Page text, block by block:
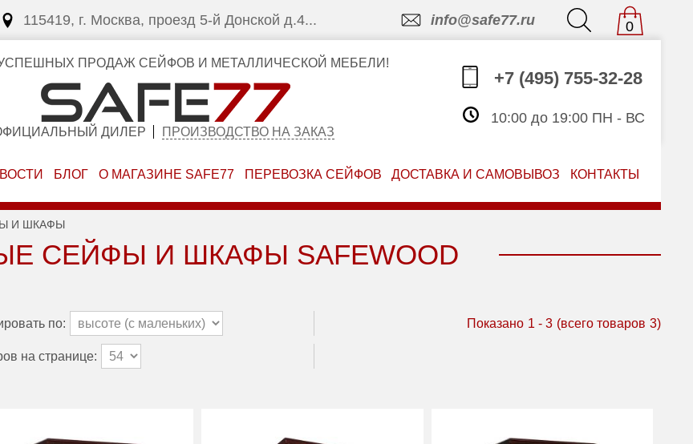
115419, г. Москва, проезд 5-й Донской д.4... info@safe77.ru 0
ПРОДАЖ СЕЙФОВ И МЕТАЛЛИЧЕСКОЙ МЕБЕЛИ!
ДИЛЕР ПРОИЗВОДСТВО НА ЗАКАЗ
+7 (495) 755-32-28
10:00 до 19:00 ПН - ВС
БЛОГ О МАГАЗИНЕ SAFE77 ПЕРЕВОЗКА СЕЙФОВ ДОСТАВКА И САМОВЫВОЗ КОНТАКТЫ
И ШКАФЫ
СЕЙФЫ И ШКАФЫ SAFEWOOD
по:
на странице:
Показано 1 - 3 (всего товаров 3)